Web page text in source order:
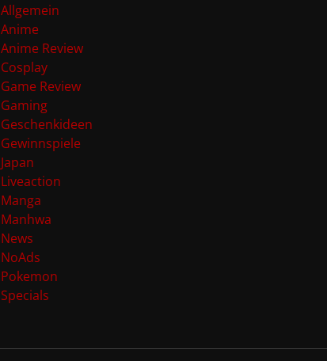
Allgemein
Anime
Anime Review
Cosplay
Game Review
Gaming
Geschenkideen
Gewinnspiele
Japan
Liveaction
Manga
Manhwa
News
NoAds
Pokemon
Specials